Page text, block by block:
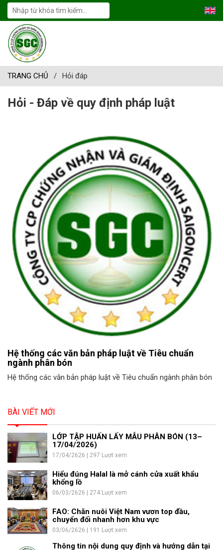
TRANG CHỦ / Hỏi đáp
Hỏi - Đáp về quy định pháp luật
Hệ thống các văn bản pháp luật về Tiêu chuẩn
ngành phân bón
Hệ thống các văn bản pháp luật về Tiêu chuẩn ngành phân bón
BÀI VIẾT MỚI
LỚP TẬP HUẤN LẤY MẪU PHÂN BÓN (13–
17/04/2026)
17/04/2626 | 297 Lượt xem
Hiểu đúng Halal là mở cánh cửa xuất khẩu
khổng lồ
06/03/2626 | 274 Lượt xem
FAO: Chăn nuôi Việt Nam vươn top đầu,
chuyển đổi nhanh hơn khu vực
03/06/2626 | 191 Lượt xem
Thông tin nội dung quy định và hướng dẫn tại